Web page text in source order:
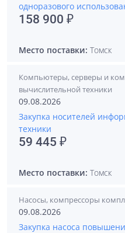
одноразового
158 900 ₽
Место поставки: Томск
Компьютеры, серверы и
вычислительной техники
09.08.2026
Закупка носителей
техники
59 445 ₽
Место поставки: Томск
Насосы, компрессоры
09.08.2026
Закупка насоса